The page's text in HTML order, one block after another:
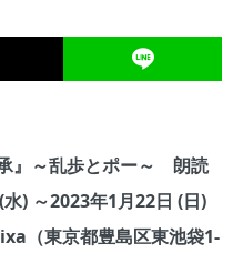
』～乱歩とポー～ 朗読
) ～2023年1月22日 (日)
（東京都豊島区東池袋1-